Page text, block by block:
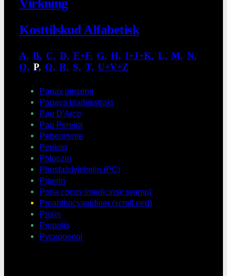
Virkning
Kosttilskud Alfabetisk
A, B, C, D, E+F, G, H, I+J+K, L, M, N,
O, P, Q, R, S, T, U+V+Z
Panax ginseng
Papaya bladekstrakt
Pau D’Arco
Pao Pereira
Pebermynte
Perikon
Phlorizin
Phosfatidylcholin (PC)
Piperin
Poria cocos (medicinsk svamp)
Proanthocyanidiner (scroll ned)
Prolin
Propolis
Pycnogenol